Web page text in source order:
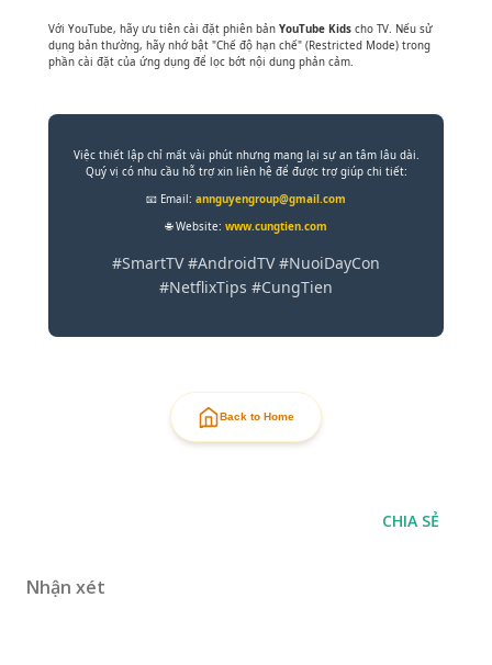
Với YouTube, hãy ưu tiên cài đặt phiên bản YouTube Kids cho TV. Nếu sử
dụng bản thường, hãy nhớ bật "Chế độ hạn chế" (Restricted Mode) trong
phần cài đặt của ứng dụng để lọc bớt nội dung phản cảm.
Việc thiết lập chỉ mất vài phút nhưng mang lại sự an tâm lâu dài.
Quý vị có nhu cầu hỗ trợ xin liên hệ để được trợ giúp chi tiết:
📧 Email: annguyengroup@gmail.com
🌐 Website: www.cungtien.com
#SmartTV #AndroidTV #NuoiDayCon
#NetflixTips #CungTien
Back to Home
CHIA SẺ
Nhận xét